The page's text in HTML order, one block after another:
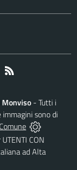
Monviso - Tutti i
sono di
CON
ad Alta